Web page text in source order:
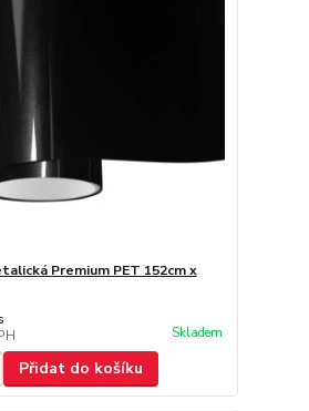
Premium PET 152cm x
Skladem
Přidat do košíku